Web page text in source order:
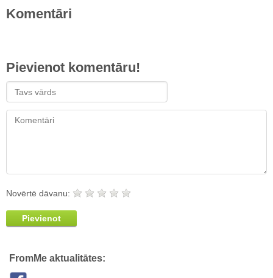
Komentāri
Pievienot komentāru!
Novērtē dāvanu:
Pievienot
FromMe aktualitātes: